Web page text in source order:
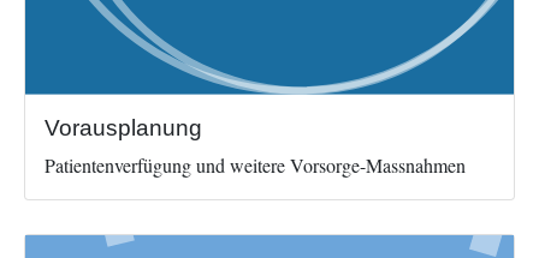
Vorausplanung
Patientenverfügung und weitere Vorsorge-Massnahmen